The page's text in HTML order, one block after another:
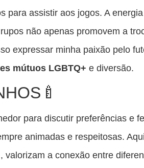
para assistir aos jogos. A
não apenas promovem a
expressar minha paixão pelo
mútuos LGBTQ+ e diversão.
para discutir preferências e
animadas e respeitosas.
a conexão entre